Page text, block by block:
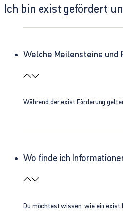
Ich bin exist gefördert
Welche Meilensteine und
Während der exist Förderung
Wo finde ich
Du möchtest wissen, wie ein exist